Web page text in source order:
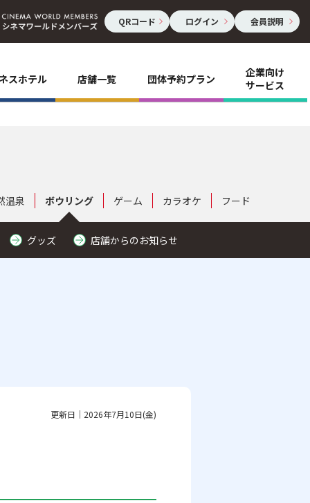
QRコード ログイン 会員説明
スホテル 店舗一覧 団体予約プラン
企業向け
サービス
温泉 ボウリング ゲーム カラオケ フード
グッズ 店舗からのお知らせ
更新日｜2026年7月10日(金)